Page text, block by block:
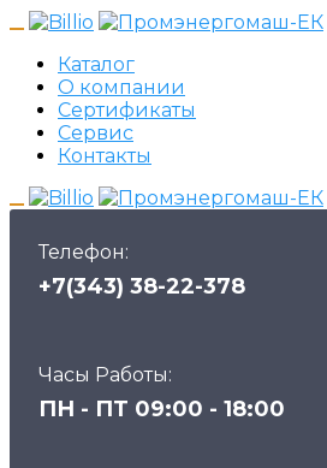
Каталог
О компании
Сертификаты
Сервис
Контакты
Телефон:
+7(343) 38-22-378
Часы Работы:
ПН - ПТ 09:00 - 18:00